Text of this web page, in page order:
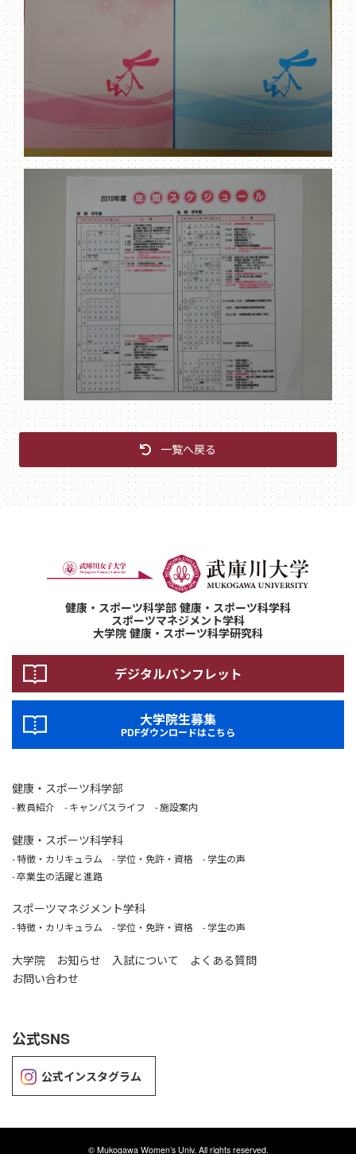
一覧へ戻る
健康・スポーツ科学部 健康・スポーツ科学科
スポーツマネジメント学科
大学院 健康・スポーツ科学研究科
デジタルパンフレット
大学院生募集
PDFダウンロードはこちら
健康・スポーツ科学部
教員紹介 キャンパスライフ 施設案内
健康・スポーツ科学科
特徴・カリキュラム 学位・免許・資格
学生の声
卒業生の活躍と進路
スポーツマネジメント学科
特徴・カリキュラム 学位・免許・資格 学生の声
大学院 お知らせ 入試について
よくある質問
お問い合わせ
公式SNS
公式インスタグラム
©Mukogawa Women’s Univ. All rights reserved.